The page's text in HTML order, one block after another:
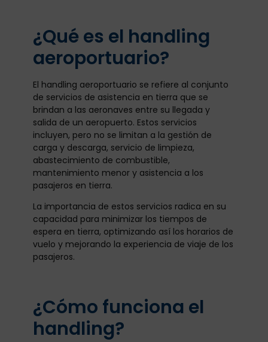
¿Qué es el handling
aeroportuario?
El handling aeroportuario se refiere al conjunto
de servicios de asistencia en tierra que se
brindan a las aeronaves entre su llegada y
salida de un aeropuerto. Estos servicios
incluyen, pero no se limitan a la gestión de
carga y descarga, servicio de limpieza,
abastecimiento de combustible,
mantenimiento menor y asistencia a los
pasajeros en tierra.
La importancia de estos servicios radica en su
capacidad para minimizar los tiempos de
espera en tierra, optimizando así los horarios de
vuelo y mejorando la experiencia de viaje de los
pasajeros.
¿Cómo funciona el
handling?